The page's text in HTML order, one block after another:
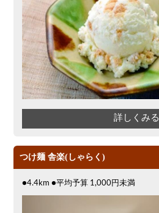
詳しくみる
つけ麺 舎楽(しゃらく)
●4.4km ●平均予算 1,000円未満